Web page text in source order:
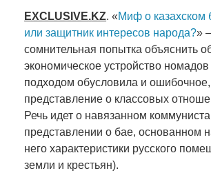
EXCLUSIVE.KZ. «Миф о казахском
или защитник интересов народа?»
сомнительная попытка объяснить
экономическое устройство
подходом обусловила и ошибочное,
представление о классовых
Речь идет о навязанном
представлении о бае, основанном
него характеристики русского
земли и крестьян).